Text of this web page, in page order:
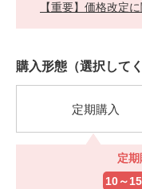
【重要】価格改定
https://h-
jp.fujifilm.com/products/
商
品
号
VARIATIONS
購入形態（選択して
定期購入
定
10～
定
10～